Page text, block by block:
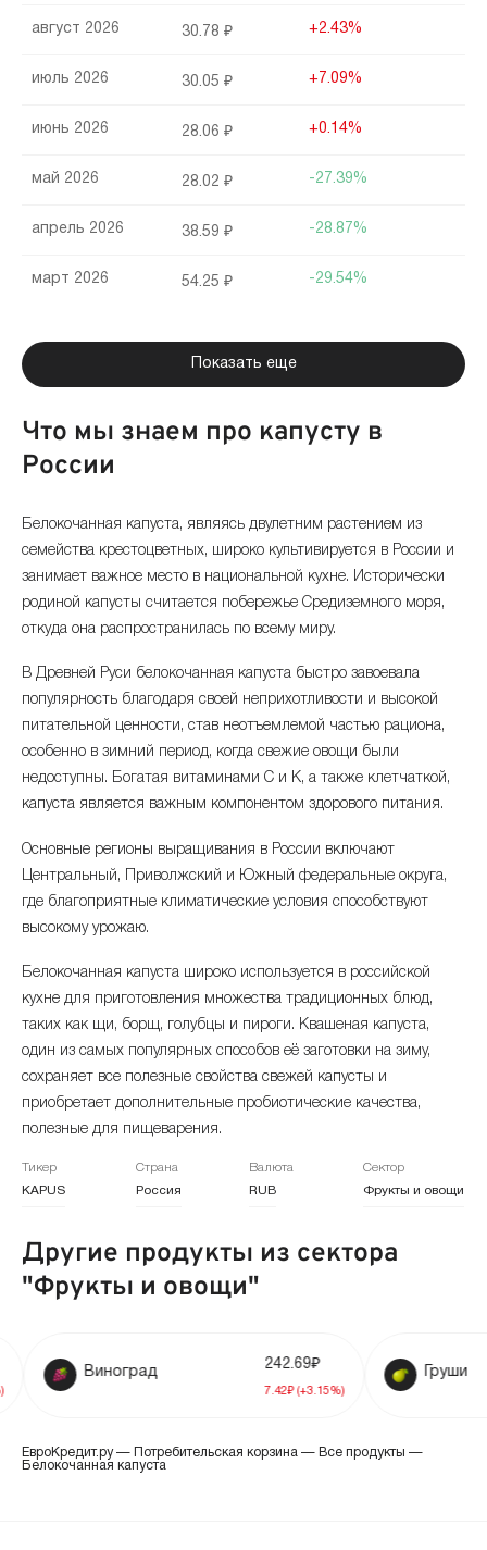
август 2026 30.78 ₽ +2.43%
июль 2026 30.05 ₽ +7.09%
июнь 2026 28.06 ₽ +0.14%
май 2026 28.02 ₽ -27.39%
апрель 2026 38.59 ₽ -28.87%
март 2026 54.25 ₽ -29.54%
январь 2026
декабрь 2025 31.29 ₽ +0.58%
ноябрь 2025
октябрь 2025 29.62 ₽ +7.47%
сентябрь 2025 27.56 ₽ -17.66%
август 2025 33.47 ₽ -30.05%
июль 2025 47.85 ₽ -30.79%
июнь 2025 69.14 ₽ -17.86%
май 2025 84.17 ₽ +21.86%
март 2025 51.83 ₽ +8.59%
февраль 2025
январь 2025 48.7 ₽ +1.71%
декабрь 2024 47.88 ₽ +10.14%
ноябрь 2024 43.47 ₽ +15.58%
октябрь 2024 37.61 ₽
июль 2024 49.81 ₽
май 2024
Показать еще
Что мы знаем про капусту в
России
Белокочанная капуста, являясь двулетним растением из
семейства крестоцветных, широко культивируется в России и
занимает важное место в национальной кухне. Исторически
родиной капусты считается побережье Средиземного моря,
откуда она распространилась по всему миру.
В Древней Руси белокочанная капуста быстро завоевала
популярность благодаря своей неприхотливости и высокой
питательной ценности, став неотъемлемой частью рациона,
особенно в зимний период, когда свежие овощи были
недоступны. Богатая витаминами C и K, а также клетчаткой,
капуста является важным компонентом здорового питания.
Основные регионы выращивания в России включают
Центральный, Приволжский и Южный федеральные округа,
где благоприятные климатические условия способствуют
высокому урожаю.
Белокочанная капуста широко используется в российской
кухне для приготовления множества традиционных блюд,
таких как щи, борщ, голубцы и пироги. Квашеная капуста,
один из самых популярных способов её заготовки на зиму,
сохраняет все полезные свойства свежей капусты и
приобретает дополнительные пробиотические качества,
полезные для пищеварения.
Тикер Страна Валюта Сектор
KAPUS Россия RUB Фрукты и овощи
Другие продукты из сектора
"Фрукты и овощи"
ЕвроКредит.ру— Потребительская корзина — Все продукты —
Белокочанная капуста